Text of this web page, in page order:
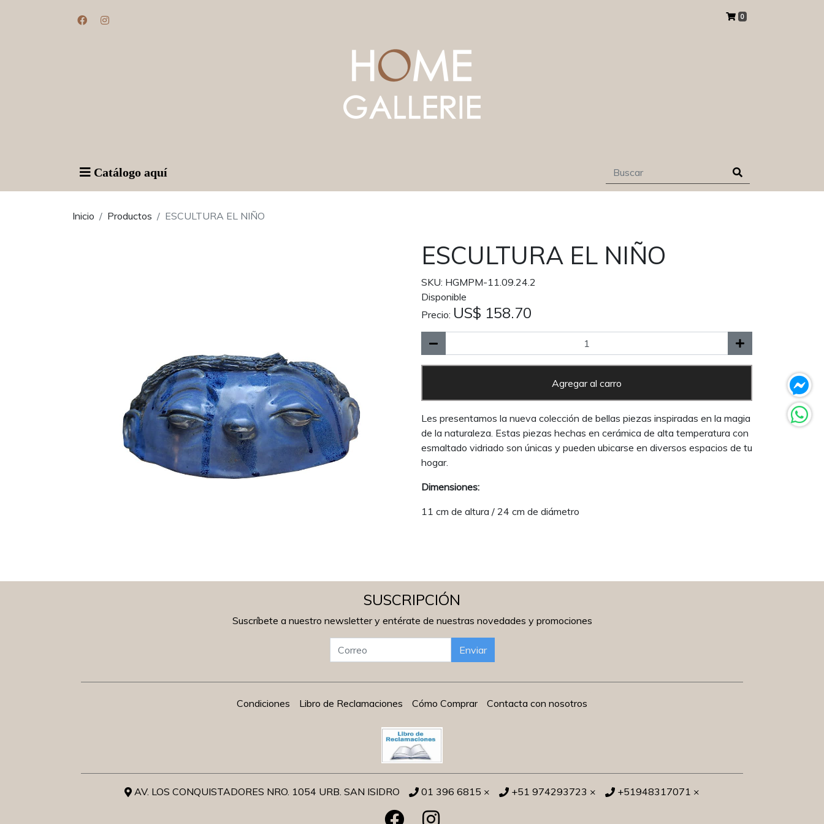
0
Catálogo aquí
Inicio Productos ESCULTURA EL NIÑO
ESCULTURA EL NIÑO
SKU: HGMPM-11.09.24.2
Disponible
Precio: US$ 158.70
Agregar al carro
Les presentamos la nueva colección de bellas piezas inspiradas en la magia
de la naturaleza. Estas piezas hechas en cerámica de alta temperatura con
esmaltado vidriado son únicas y pueden ubicarse en diversos espacios de tu
hogar.
Dimensiones:
11 cm de altura / 24 cm de diámetro
SUSCRIPCIÓN
Suscríbete a nuestro newsletter y entérate de nuestras novedades y promociones
Enviar
Condiciones Libro de Reclamaciones Cómo Comprar Contacta con nosotros
AV. LOS CONQUISTADORES NRO. 1054 URB. SAN ISIDRO 01 396 6815 × +51 974293723 × +51948317071 ×